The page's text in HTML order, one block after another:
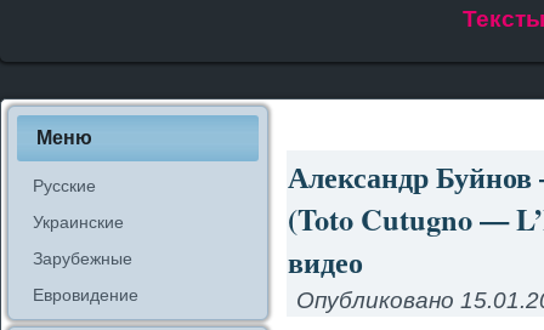
Меню
Русские
Украинские
Зарубежные
Евровидение
Александр
(Toto Cutugno —
видео
Опубликовано